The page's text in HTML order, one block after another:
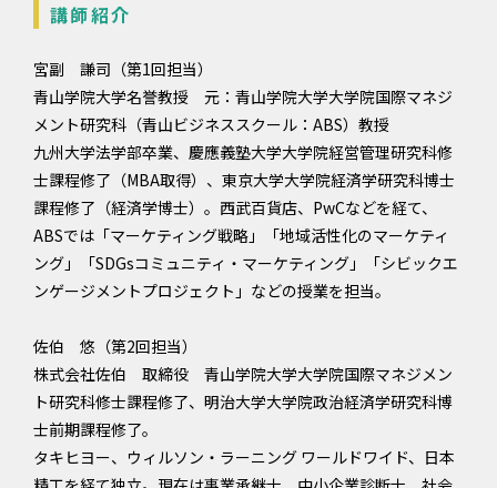
講師紹介
宮副 謙司（第1回担当）
青山学院大学名誉教授 元：青山学院大学大学院国際マネジ
メント研究科（青山ビジネススクール：ABS）教授
九州大学法学部卒業、慶應義塾大学大学院経営管理研究科修
士課程修了（MBA取得）、東京大学大学院経済学研究科博士
課程修了（経済学博士）。西武百貨店、PwCなどを経て、
ABSでは「マーケティング戦略」「地域活性化のマーケティ
ング」「SDGsコミュニティ・マーケティング」「シビックエ
ンゲージメントプロジェクト」などの授業を担当。
佐伯 悠（第2回担当）
株式会社佐伯 取締役 青山学院大学大学院国際マネジメン
ト研究科修士課程修了、明治大学大学院政治経済学研究科博
士前期課程修了。
タキヒヨー、ウィルソン・ラーニング ワールドワイド、日本